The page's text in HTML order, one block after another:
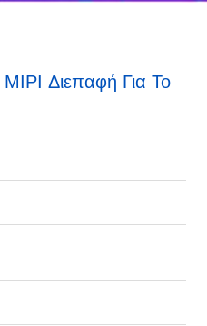
Διεπαφή Για Το